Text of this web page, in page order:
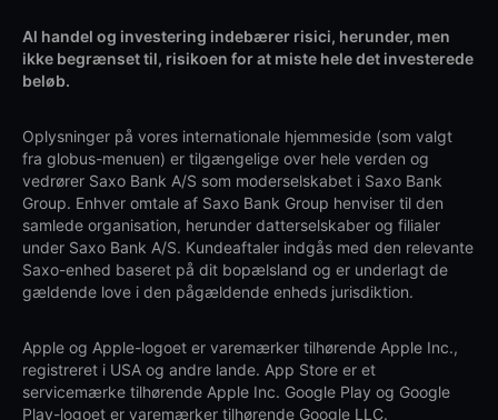
Al handel og investering indebærer risici, herunder, men
ikke begrænset til, risikoen for at miste hele det investerede
beløb.
Oplysninger på vores internationale hjemmeside (som valgt
fra globus-menuen) er tilgængelige over hele verden og
vedrører Saxo Bank A/S som moderselskabet i Saxo Bank
Group. Enhver omtale af Saxo Bank Group henviser til den
samlede organisation, herunder datterselskaber og filialer
under Saxo Bank A/S. Kundeaftaler indgås med den relevante
Saxo-enhed baseret på dit bopælsland og er underlagt de
gældende love i den pågældende enheds jurisdiktion.
Apple og Apple-logoet er varemærker tilhørende Apple Inc.,
registreret i USA og andre lande. App Store er et
servicemærke tilhørende Apple Inc. Google Play og Google
Play-logoet er varemærker tilhørende Google LLC.